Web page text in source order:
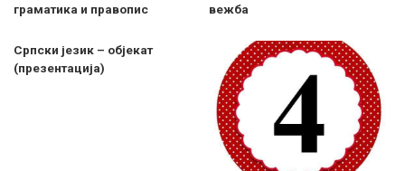
граматика и правопис
вежба
Српски језик – објекат
(презентација)